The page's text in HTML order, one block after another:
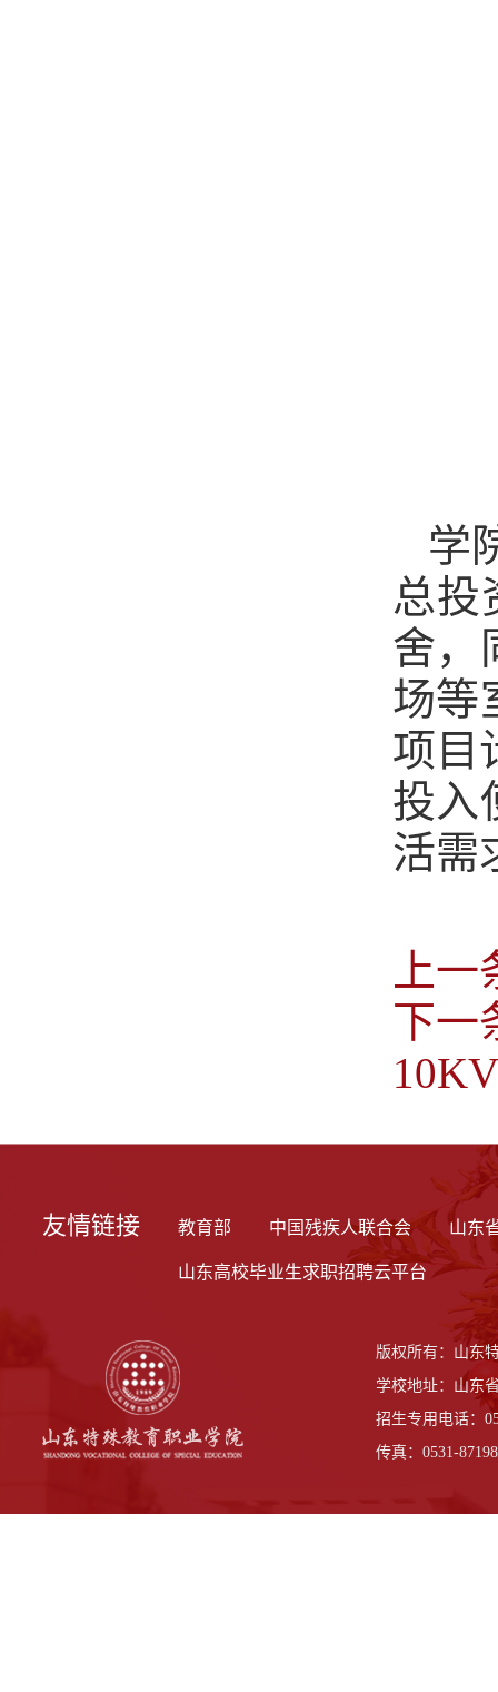
学
总投
舍，
场等
项目
投入
活需
上
下一
友情链接 教育部 中国残疾人联合会 山东
山东高校毕业生求职招聘云平台
版权所有：山
学校地址：山东
招生专用电话：
传真：0531-